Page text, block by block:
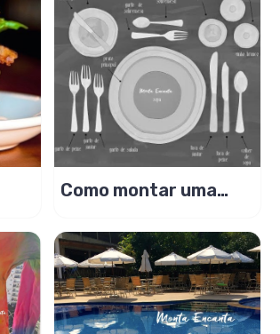
Como montar uma
formal?